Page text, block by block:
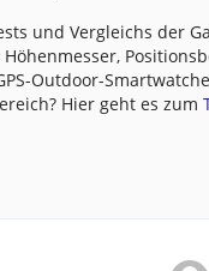
und Vergleichs der
Outdoor-
Hier geht es zum